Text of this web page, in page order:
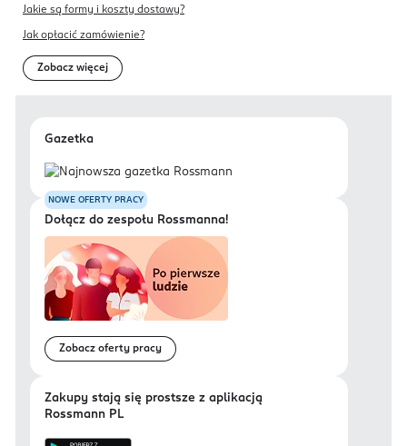
Jakie są formy i koszty dostawy?
Jak opłacić zamówienie?
Zobacz więcej
Gazetka
NOWE OFERTY PRACY
Dołącz do zespołu Rossmanna!
Zobacz oferty pracy
Zakupy stają się prostsze z aplikacją
Rossmann PL